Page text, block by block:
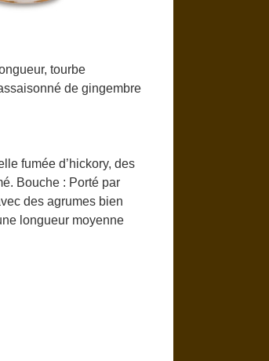
tourbe
de gingembre
fumée d’hickory, des
Bouche : Porté par
des agrumes bien
longueur moyenne